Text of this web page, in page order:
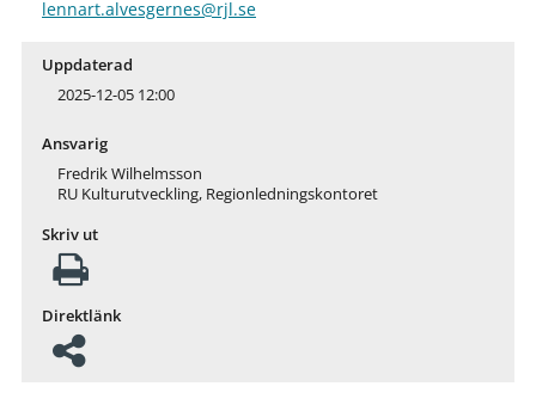
lennart.alvesgernes@rjl.se
Uppdaterad
2025-12-05 12:00
Ansvarig
Fredrik Wilhelmsson
RU Kulturutveckling, Regionledningskontoret
Skriv ut
Direktlänk